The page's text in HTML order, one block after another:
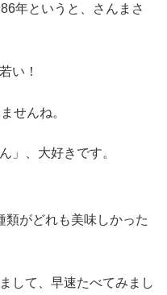
年というと、さんまさ
い！
せんね。
」、大好きです。
類がどれも美味しかった
して、早速たべてみまし